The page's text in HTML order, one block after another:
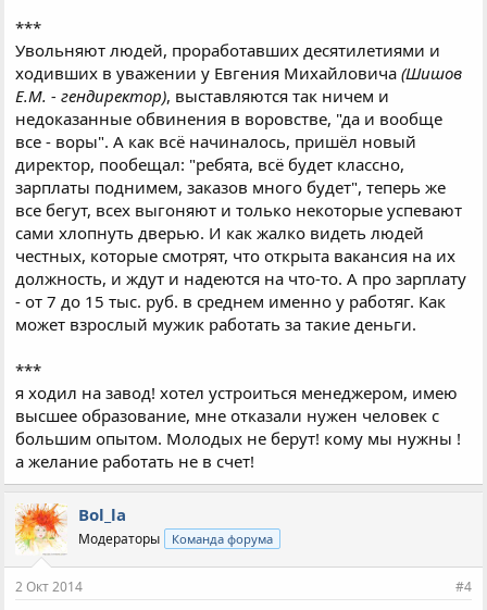
***
Увольняют людей, проработавших десятилетиями и
ходивших в уважении у Евгения Михайловича(Шишов
Е.М. - гендиректор), выставляются так ничем и
недоказанные обвинения в воровстве, "да и вообще
все - воры". А как всё начиналось, пришёл новый
директор, пообещал: "ребята, всё будет классно,
зарплаты поднимем, заказов много будет", теперь же
все бегут, всех выгоняют и только некоторые успевают
сами хлопнуть дверью. И как жалко видеть людей
честных, которые смотрят, что открыта вакансия на их
должность, и ждут и надеются на что-то. А про зарплату
- от 7 до 15 тыс. руб. в среднем именно у работяг. Как
может взрослый мужик работать за такие деньги.
***
я ходил на завод! хотел устроиться менеджером, имею
высшее образование, мне отказали нужен человек с
большим опытом. Молодых не берут! кому мы нужны !
а желание работать не в счет!
Bol_la
Модераторы Команда форума
2 Окт 2014 #4